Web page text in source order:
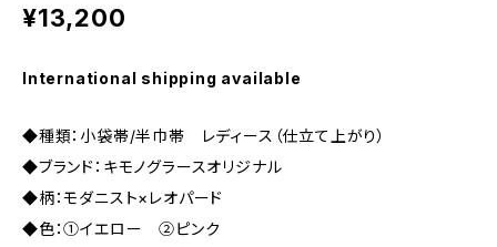
¥13,200
International shipping available
◆種類：小袋帯/半巾帯 レディース（仕立て上がり）
◆ブランド：キモノグラースオリジナル
◆柄：モダニスト×レオパード
◆色：①イエロー ②ピンク